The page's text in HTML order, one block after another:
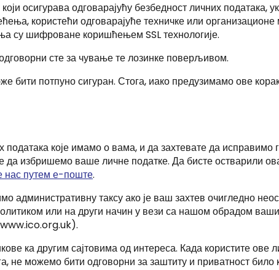
осигурава одговарајућу безбедност личних
користећи одговарајуће техничке или
су шифроване коришћењем SSL технологије.
сте за чување те лозинке поверљивом.
бити потпуно сигуран. Стога, иако предузимамо ове
података које имамо о вама, и да захтевате да
да избришемо ваше личне податке. Да бисте остварили
нас путем е-поште.
административну таксу ако је ваш захтев очигледно
или на други начин у вези са нашом обрадом
ка другим сајтовима од интереса. Када користите ове
не можемо бити одговорни за заштиту и приватност било